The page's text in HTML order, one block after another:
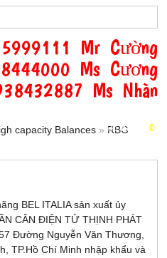
Mr Cường
Ms Cương
Ms Nhàn
Giỏ hàng [ 0]
capacity Balances » RBG
BEL ITALIA sản xuất ủy
CÂN ĐIỆN TỬ THỊNH PHÁT
Đường Nguyễn Văn Thương,
TP.Hồ Chí Minh nhập khẩu và